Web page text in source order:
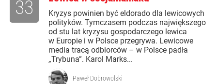
Kryzys powinien być eldorado dla lewicowych
polityków. Tymczasem podczas największego
od stu lat kryzysu gospodarczego lewica
w Europie i w Polsce przegrywa. Lewicowe
media tracą odbiorców – w Polsce padła
„Trybuna”. Karol Marks...
33
Paweł Dobrowolski